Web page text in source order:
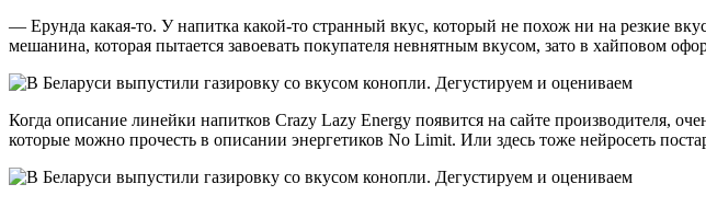
— Ерунда какая-то. У напитка какой-то странный вкус, который не похож ни на резкие
мешанина, которая пытается завоевать покупателя невнятным вкусом, зато в хайповом
Когда описание линейки напитков Crazy Lazy Energy появится на сайте производителя,
которые можно прочесть в описании энергетиков No Limit. Или здесь тоже нейросеть